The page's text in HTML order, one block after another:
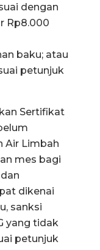
dengan
Rp8.000
baku; atau
petunjuk
Sertifikat
Air Limbah
mes bagi
dikenai
sanksi
yang tidak
petunjuk